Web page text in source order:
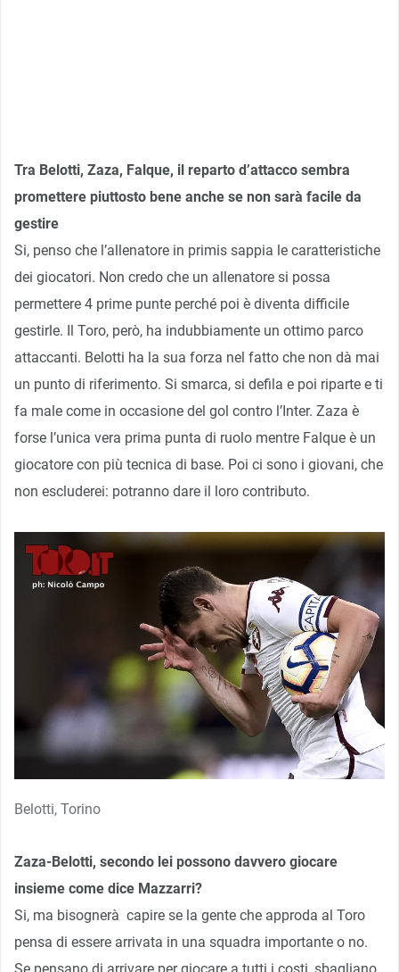
Tra Belotti, Zaza, Falque, il reparto d’attacco sembra
promettere piuttosto bene anche se non sarà facile da
gestire
Si, penso che l’allenatore in primis sappia le caratteristiche
dei giocatori. Non credo che un allenatore si possa
permettere 4 prime punte perché poi è diventa difficile
gestirle. Il Toro, però, ha indubbiamente un ottimo parco
attaccanti. Belotti ha la sua forza nel fatto che non dà mai
un punto di riferimento. Si smarca, si defila e poi riparte e ti
fa male come in occasione del gol contro l’Inter. Zaza è
forse l’unica vera prima punta di ruolo mentre Falque è un
giocatore con più tecnica di base. Poi ci sono i giovani, che
non escluderei: potranno dare il loro contributo.
Belotti, Torino
Zaza-Belotti, secondo lei possono davvero giocare
insieme come dice Mazzarri?
Si, ma bisognerà capire se la gente che approda al Toro
pensa di essere arrivata in una squadra importante o no.